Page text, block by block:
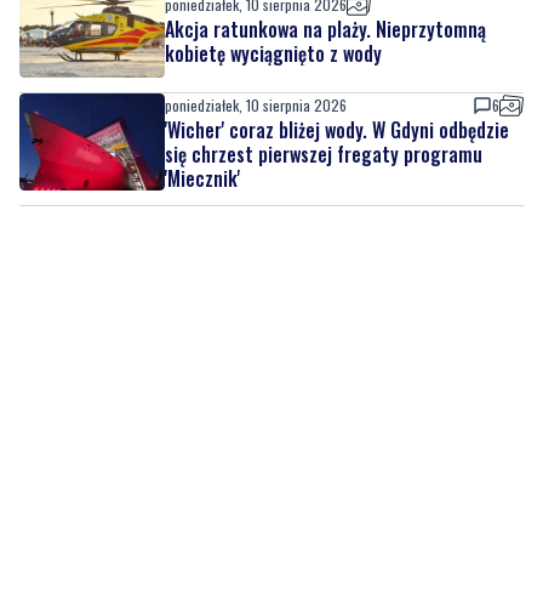
poniedziałek, 10 sierpnia 2026
Akcja ratunkowa na plaży. Nieprzytomną
kobietę wyciągnięto z wody
poniedziałek, 10 sierpnia 2026 6
'Wicher' coraz bliżej wody. W Gdyni odbędzie
się chrzest pierwszej fregaty programu
'Miecznik'